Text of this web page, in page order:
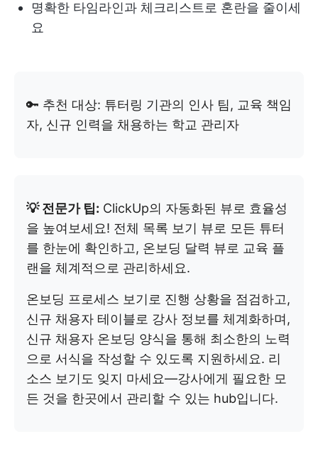
명확한 타임라인과 체크리스트로 혼란을 줄이세
요
🔑 추천 대상: 튜터링 기관의 인사 팀, 교육 책임
자, 신규 인력을 채용하는 학교 관리자
💡 전문가 팁: ClickUp의 자동화된 뷰로 효율성
을 높여보세요! 전체 목록 보기 뷰로 모든 튜터
를 한눈에 확인하고, 온보딩 달력 뷰로 교육 플
랜을 체계적으로 관리하세요.
온보딩 프로세스 보기로 진행 상황을 점검하고,
신규 채용자 테이블로 강사 정보를 체계화하며,
신규 채용자 온보딩 양식을 통해 최소한의 노력
으로 서식을 작성할 수 있도록 지원하세요. 리
소스 보기도 잊지 마세요—강사에게 필요한 모
든 것을 한곳에서 관리할 수 있는 hub입니다.